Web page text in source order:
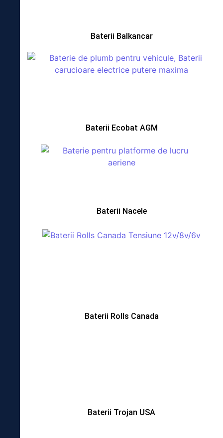
Baterii Balkancar
Baterii Ecobat AGM
Baterii Nacele
Baterii Rolls Canada
Baterii Trojan USA